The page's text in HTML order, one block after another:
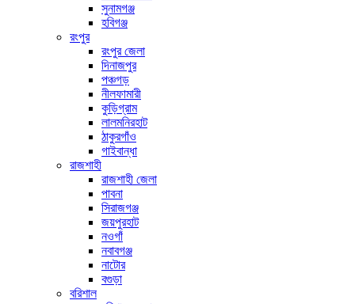
সুনামগঞ্জ
হবিগঞ্জ
রংপুর
রংপুর জেলা
দিনাজপুর
পঞ্চগড়
নীলফামারী
কুড়িগ্রাম
লালমনিরহাট
ঠাকুরগাঁও
গাইবান্ধা
রাজশাহী
রাজশাহী জেলা
পাবনা
সিরাজগঞ্জ
জয়পুরহাট
নওগাঁ
নবাবগঞ্জ
নাটোর
বগুড়া
বরিশাল